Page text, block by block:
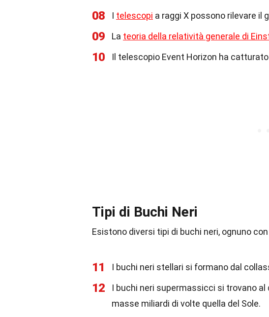
08 I telescopi a raggi X possono rilevare il
09 La teoria della relatività generale di
10 Il telescopio Event Horizon ha
Tipi di Buchi Neri
Esistono diversi tipi di buchi neri, ognuno
11 I buchi neri stellari si formano dal
12
I buchi neri supermassicci si trovano
masse miliardi di volte quella del Sole.